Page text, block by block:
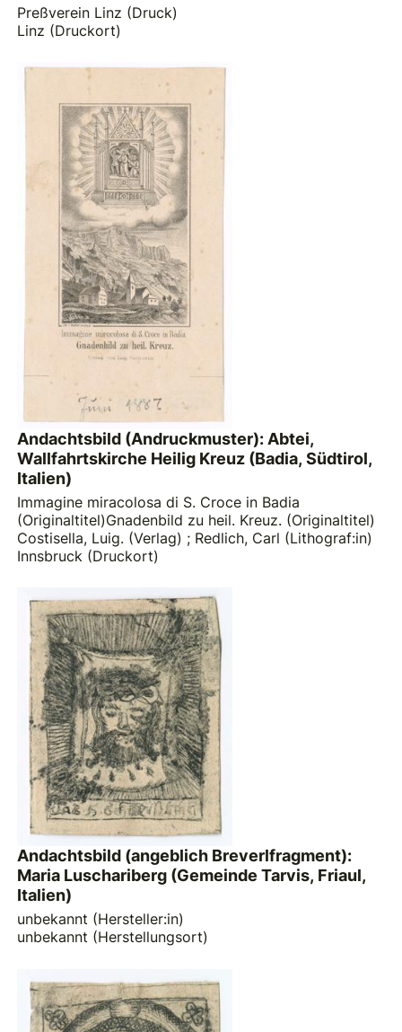
Preßverein Linz (Druck)
Linz (Druckort)
Andachtsbild (Andruckmuster): Abtei,
Wallfahrtskirche Heilig Kreuz (Badia, Südtirol,
Italien)
Immagine miracolosa di S. Croce in Badia
(Originaltitel)Gnadenbild zu heil. Kreuz. (Originaltitel)
Costisella, Luig. (Verlag) ; Redlich, Carl (Lithograf:in)
Innsbruck (Druckort)
Andachtsbild (angeblich Breverlfragment):
Maria Luschariberg (Gemeinde Tarvis, Friaul,
Italien)
unbekannt (Hersteller:in)
unbekannt (Herstellungsort)